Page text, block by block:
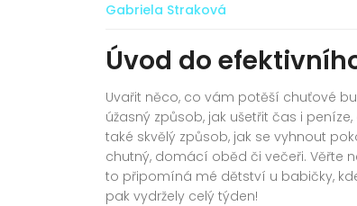
Gabriela Straková
Úvod do
Uvařit něco, co vám potěší chuťové
úžasný způsob, jak ušetřit čas i
také skvělý způsob, jak se vyhnout
chutný, domácí oběd či večeři. Věřte
to připomíná mé dětství u babičky,
pak vydržely celý týden!